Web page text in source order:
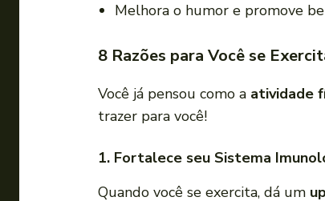
Melhora o humor e promove
8 Razões para Você se
Você já pensou como a atividade
trazer para você!
1. Fortalece seu Sistema
Quando você se exercita, dá um up